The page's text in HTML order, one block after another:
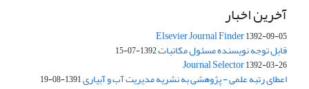
آخرین اخبار
Elsevier Journal Finder1392-09-05
قابل توجه نویسنده مسئول مکاتبات1392-07-15
Journal Selector1392-03-26
اعطای رتبه علمی - پژوهشی به نشریه مدیریت آب و آبیاری1391-08-19